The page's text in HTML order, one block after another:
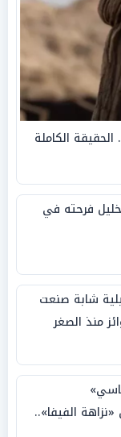
الكاملة
فرحته في
شابة صنعت
منذ الصغر
الفيفا»..